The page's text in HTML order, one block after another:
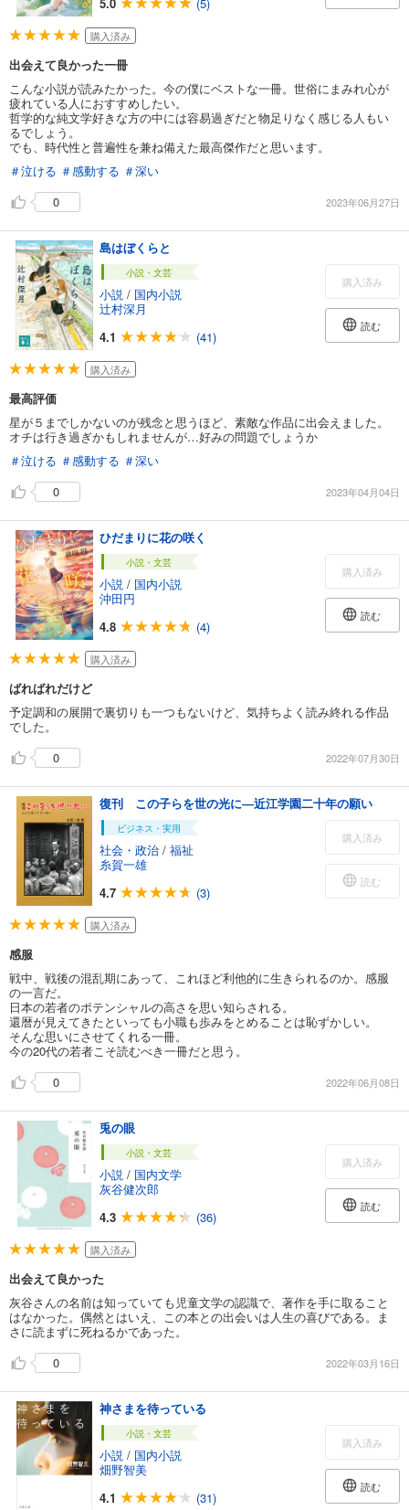
購入済み
出会えて良かった一冊
こんな小説が読みたかった。今の僕にベストな一冊。世俗にまみれ心が
疲れている人におすすめしたい。
哲学的な純文学好きな方の中には容易過ぎだと物足りなく感じる人もい
るでしょう。
でも、時代性と普遍性を兼ね備えた最高傑作だと思います。
＃泣ける ＃感動する ＃深い
0
2023年06月27日
島はぼくらと
小説・文芸
小説 / 国内小説
辻村深月
4.1
(41)
購入済み
読む
購入済み
最高評価
星が５までしかないのが残念と思うほど、素敵な作品に出会えました。
オチは行き過ぎかもしれませんが…好みの問題でしょうか
＃泣ける ＃感動する ＃深い
0
2023年04月04日
ひだまりに花の咲く
小説・文芸
小説 / 国内小説
沖田円
4.8
(4)
購入済み
読む
購入済み
ばればれだけど
予定調和の展開で裏切りも一つもないけど、気持ちよく読み終れる作品
でした。
0
2022年07月30日
復刊 この子らを世の光に―近江学園二十年の願い
ビジネス・実用
社会・政治 / 福祉
糸賀一雄
4.7
(3)
購入済み
読む
購入済み
感服
戦中、戦後の混乱期にあって、これほど利他的に生きられるのか。感服
の一言だ。
日本の若者のポテンシャルの高さを思い知らされる。
還暦が見えてきたといっても小職も歩みをとめることは恥ずかしい。
そんな思いにさせてくれる一冊。
今の20代の若者こそ読むべき一冊だと思う。
0
2022年06月08日
兎の眼
小説・文芸
小説 / 国内文学
灰谷健次郎
4.3
(36)
購入済み
読む
購入済み
出会えて良かった
灰谷さんの名前は知っていても児童文学の認識で、著作を手に取ること
はなかった。偶然とはいえ、この本との出会いは人生の喜びである。ま
さに読まずに死ねるかであった。
0
2022年03月16日
神さまを待っている
小説・文芸
小説 / 国内小説
畑野智美
4.1
(31)
購入済み
読む